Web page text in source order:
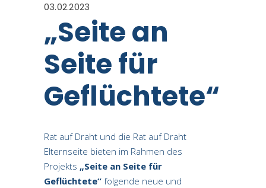
03.02.2023
„Seite an
Seite für
Geflüchtete“
Rat auf Draht und die Rat auf Draht
Elternseite bieten im Rahmen des
Projekts „Seite an Seite für
Geflüchtete“ folgende neue und